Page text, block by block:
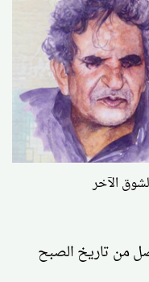
الآخر
من تاريخ الصبح